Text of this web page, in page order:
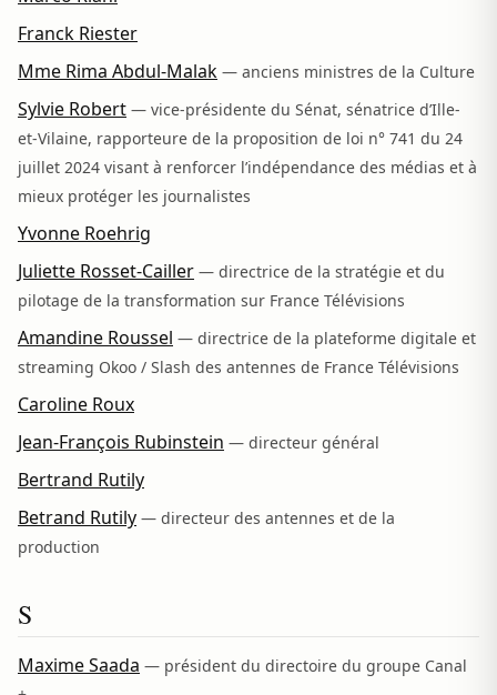
Franck Riester
Mme Rima Abdul-Malak — anciens ministres de la Culture
Sylvie Robert — vice-présidente du Sénat, sénatrice d’Ille-
et-Vilaine, rapporteure de la proposition de loi n° 741 du 24
juillet 2024 visant à renforcer l’indépendance des médias et à
mieux protéger les journalistes
Yvonne Roehrig
Juliette Rosset-Cailler — directrice de la stratégie et du
pilotage de la transformation sur France Télévisions
Amandine Roussel — directrice de la plateforme digitale et
streaming Okoo / Slash des antennes de France Télévisions
Caroline Roux
Jean-François Rubinstein — directeur général
Bertrand Rutily
Betrand Rutily — directeur des antennes et de la
production
S
Maxime Saada — président du directoire du groupe Canal